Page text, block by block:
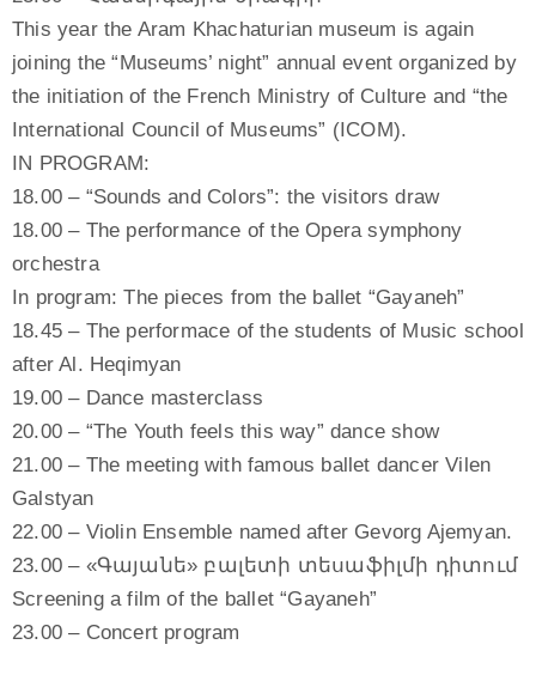
This year the Aram Khachaturian museum is again
joining the “Museums’ night” annual event organized by
the initiation of the French Ministry of Culture and “the
International Council of Museums” (ICOM).
IN PROGRAM:
18.00 – “Sounds and Colors”: the visitors draw
18.00 – The performance of the Opera symphony
orchestra
In program: The pieces from the ballet “Gayaneh”
18.45 – The performace of the students of Music school
after Al. Heqimyan
19.00 – Dance masterclass
20.00 – “The Youth feels this way” dance show
21.00 – The meeting with famous ballet dancer Vilen
Galstyan
22.00 – Violin Ensemble named after Gevorg Ajemyan.
23.00 – «Գայանե» բալետի տեսաֆիլմի դիտում
Screening a film of the ballet “Gayaneh”
23.00 – Concert program